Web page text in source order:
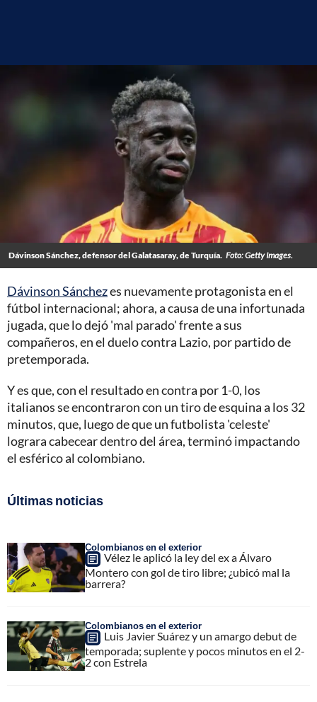
Dávinson Sánchez, defensor del Galatasaray, de Turquía. Foto: Getty Images.
Dávinson Sánchezes nuevamente protagonista en el
fútbol internacional; ahora, a causa de una infortunada
jugada, que lo dejó 'mal parado' frente a sus
compañeros, en el duelo contra Lazio, por partido de
pretemporada.
Y es que, con el resultado en contra por 1-0, los
italianos se encontraron con un tiro de esquina a los 32
minutos, que, luego de que un futbolista 'celeste'
lograra cabecear dentro del área, terminó impactando
el esférico al colombiano.
Últimas noticias
Colombianos en el exterior
Vélez le aplicó la ley del ex a Álvaro
Montero con gol de tiro libre; ¿ubicó mal la
barrera?
Colombianos en el exterior
Luis Javier Suárez y un amargo debut de
temporada; suplente y pocos minutos en el 2-
2 con Estrela